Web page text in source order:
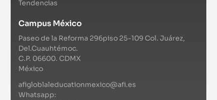
Tendencias
Campus México
Paseo de la Reforma 296piso 25-109 Col. Juárez,
Del.Cuauhtémoc.
C.P. 06600. CDMX
México
afigloblaleducationmexico@afi.es
Whatsapp: